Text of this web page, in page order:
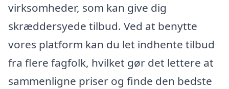
virksomheder, som kan give dig
skræddersyede tilbud. Ved at benytte
vores platform kan du let indhente tilbud
fra flere fagfolk, hvilket gør det lettere at
sammenligne priser og finde den bedste